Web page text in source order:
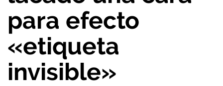
para efecto
«etiqueta
invisible»